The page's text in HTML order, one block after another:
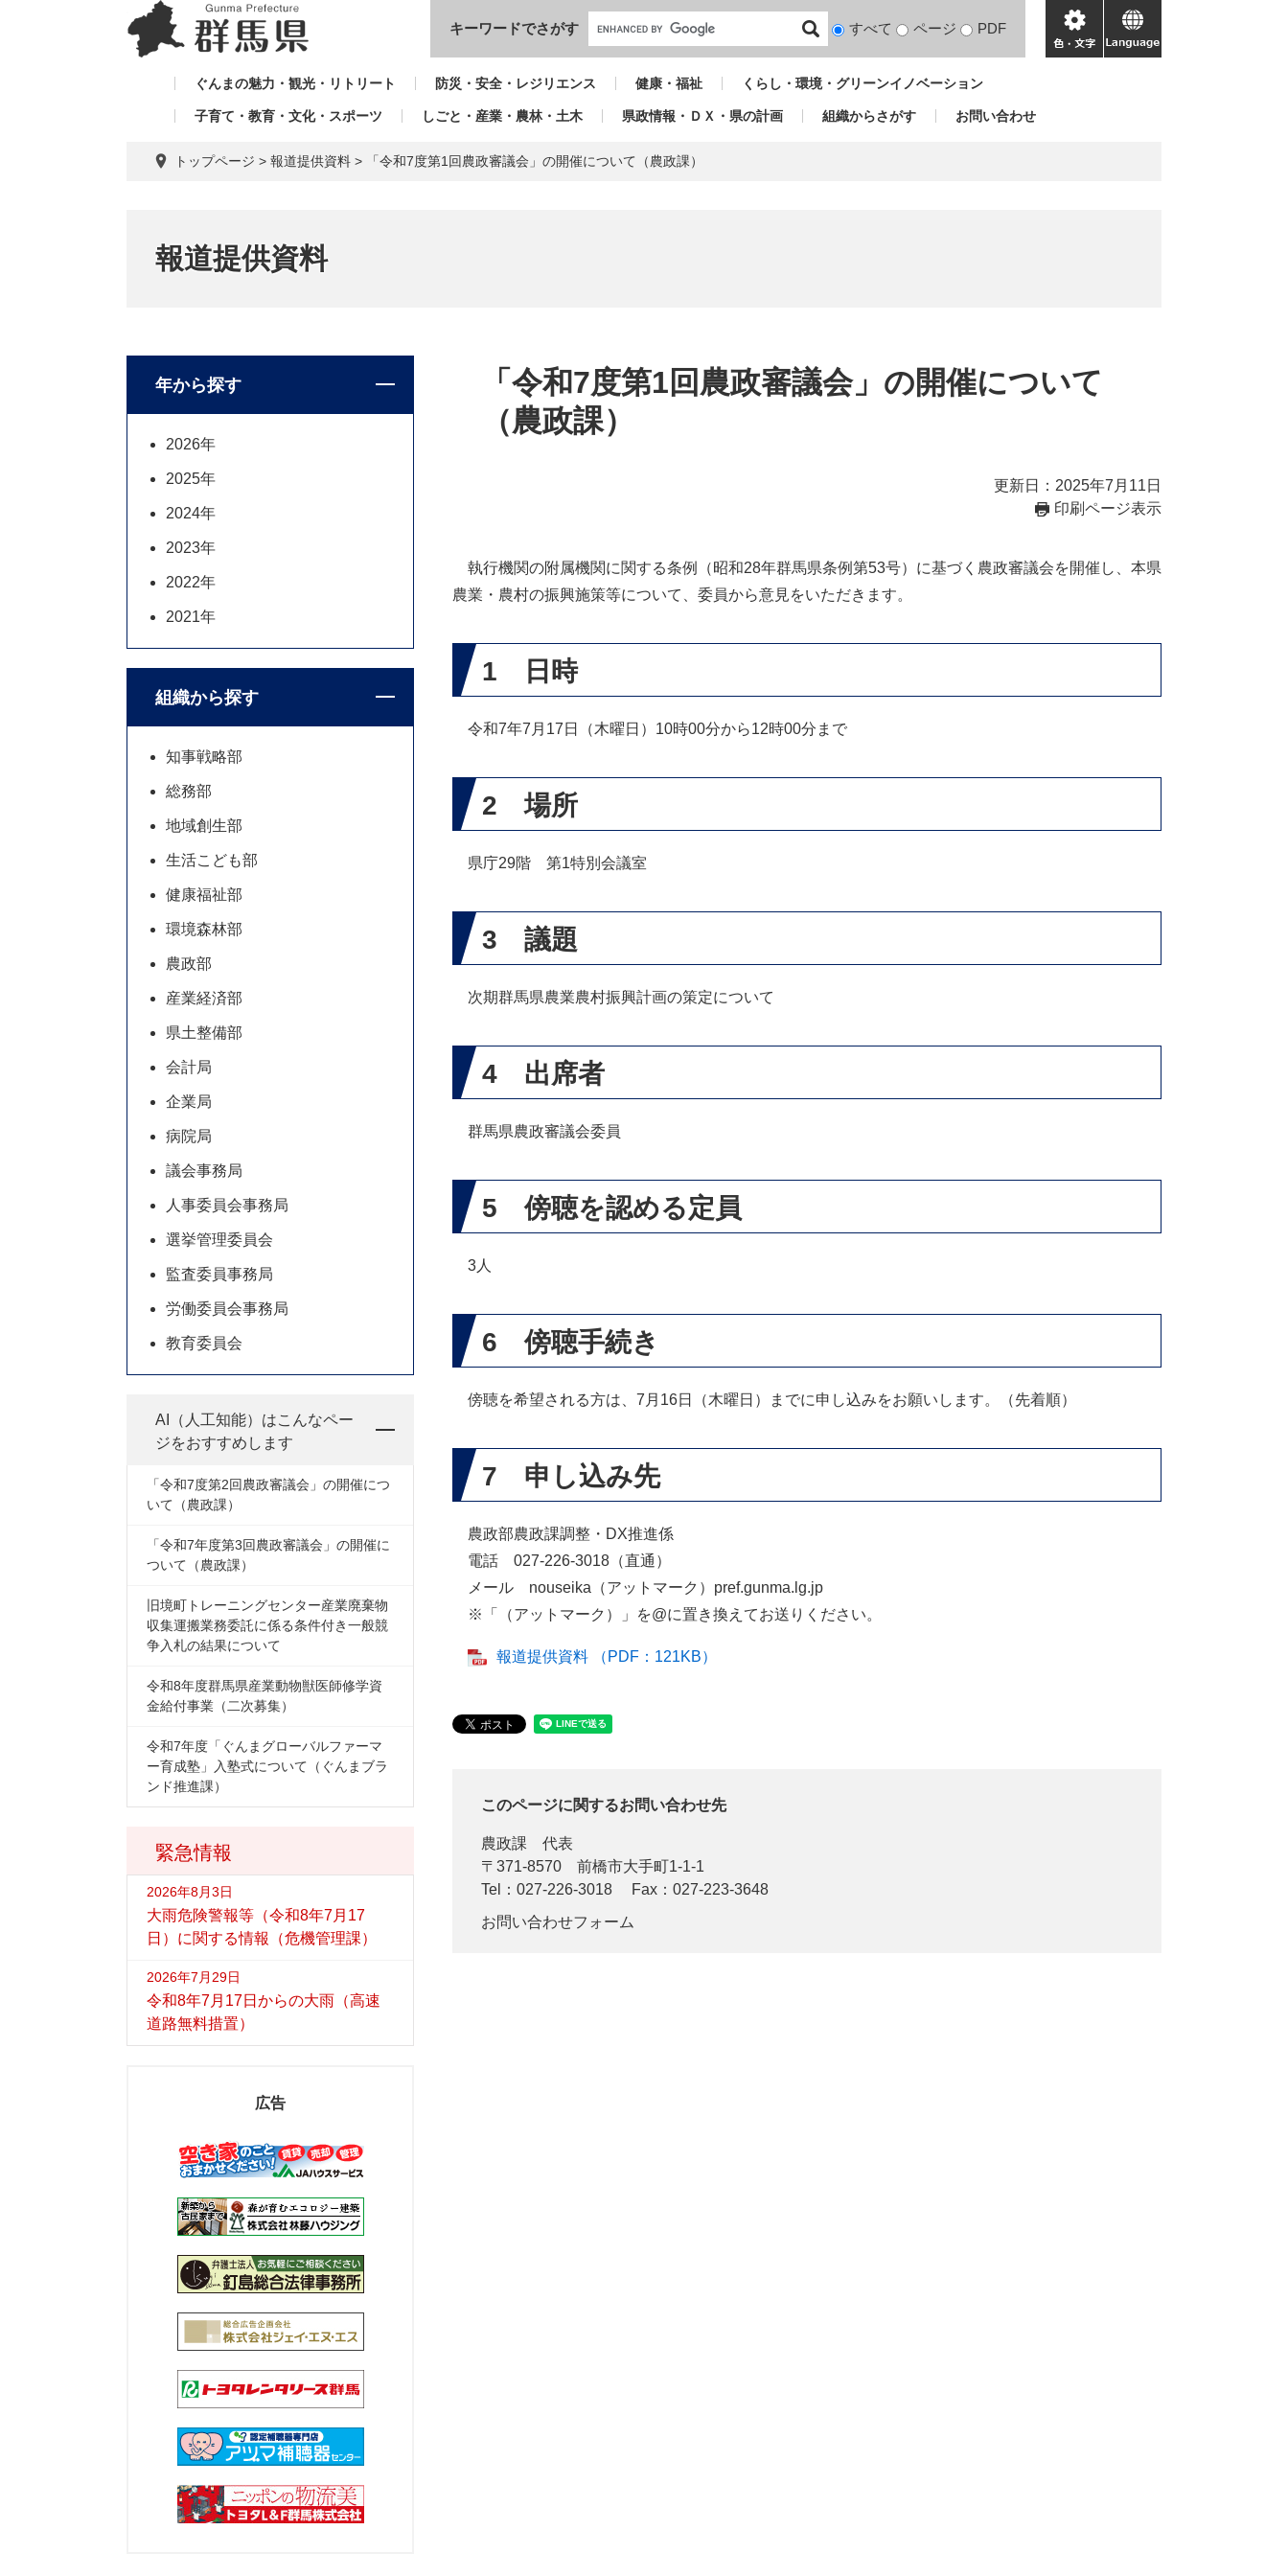
本文へ
キーワードでさがす
検
対
すべて ページ PDF
色・
文
language
ぐんまの魅力・観光・リトリート 防災・安全・レジリエンス 健康・福祉 くらし・環境・グリーンイノベーション
子育て・教育・文化・スポーツ しごと・産業・農林・土木 県政情報・ＤＸ・県の計画 組織からさがす お問い合わせ
トップページ > 報道提供資料 > 「令和7度第1回農政審議会」の開催について（農政課）
報道提供資料
「令和7度第1回農政審議会」の開催について
（農政課）
更新日：2025年7月11日
印刷ページ表示
執行機関の附属機関に関する条例（昭和28年群馬県条例第53号）に基づく農政審議会を開催し、本県
農業・農村の振興施策等について、委員から意見をいただきます。
1 日時
令和7年7月17日（木曜日）10時00分から12時00分まで
2 場所
県庁29階 第1特別会議室
3 議題
次期群馬県農業農村振興計画の策定について
4 出席者
群馬県農政審議会委員
5 傍聴を認める定員
3人
6 傍聴手続き
傍聴を希望される方は、7月16日（木曜日）までに申し込みをお願いします。（先着順）
7 申し込み先
農政部農政課調整・DX推進係
電話 027-226-3018（直通）
メール nouseika（アットマーク）pref.gunma.lg.jp
※「（アットマーク）」を@に置き換えてお送りください。
報道提供資料 （PDF：121KB）
このページに関するお問い合わせ先
農政課
代表
〒371-8570
前橋市大手町1-1-1
Tel：027-226-3018
Fax：027-223-3648
お問い合わせフォーム
緊急情報
2026年8月3日
大雨危険警報等（令和8年7月17
日）に関する情報（危機管理課）
2026年7月29日
令和8年7月17日からの大雨（高速
道路無料措置）
年から探す
2026年
2025年
2024年
2023年
2022年
2021年
組織から探す
知事戦略部
総務部
地域創生部
生活こども部
健康福祉部
環境森林部
農政部
産業経済部
県土整備部
会計局
企業局
病院局
議会事務局
人事委員会事務局
選挙管理委員会
監査委員事務局
労働委員会事務局
教育委員会
AI（人工知能）はこんなペー
ジをおすすめします
「令和7度第2回農政審議会」の開催につ
いて（農政課）
「令和7年度第3回農政審議会」の開催に
ついて（農政課）
旧境町トレーニングセンター産業廃棄物
収集運搬業務委託に係る条件付き一般競
争入札の結果について
令和8年度群馬県産業動物獣医師修学資
金給付事業（二次募集）
令和7年度「ぐんまグローバルファーマ
ー育成塾」入塾式について（ぐんまブラ
ンド推進課）
広告